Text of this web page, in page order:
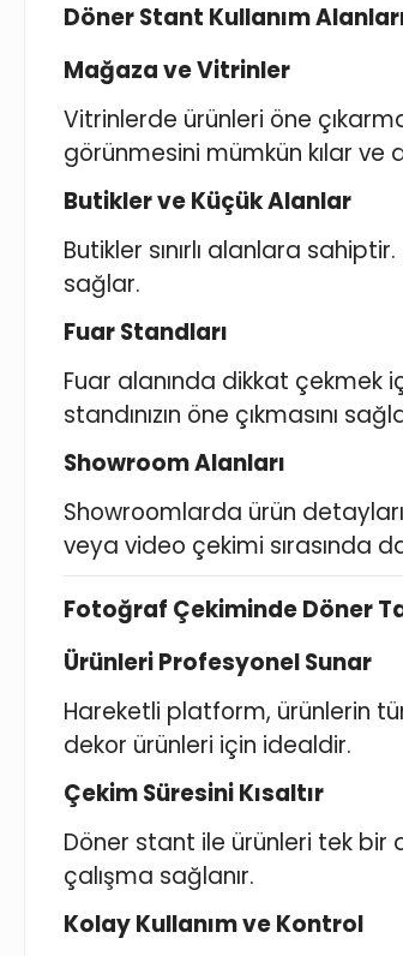
Döner Stant Kullanım
Mağaza ve Vitrinler
Vitrinlerde ürünleri öne
görünmesini mümkün kılar ve
Butikler ve Küçük Alanlar
Butikler sınırlı alanlara
sağlar.
Fuar Standları
Fuar alanında dikkat çekmek
standınızın öne çıkmasını
Showroom Alanları
Showroomlarda ürün
veya video çekimi sırasında
Fotoğraf Çekiminde Döner
Ürünleri Profesyonel Sunar
Hareketli platform, ürünlerin
dekor ürünleri için idealdir.
Çekim Süresini Kısaltır
Döner stant ile ürünleri tek bir
çalışma sağlanır.
Kolay Kullanım ve Kontrol